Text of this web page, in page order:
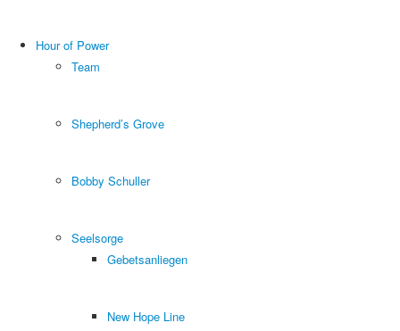
Hour of Power
Team
Shepherd’s Grove
Bobby Schuller
Seelsorge
Gebetsanliegen
New Hope Line